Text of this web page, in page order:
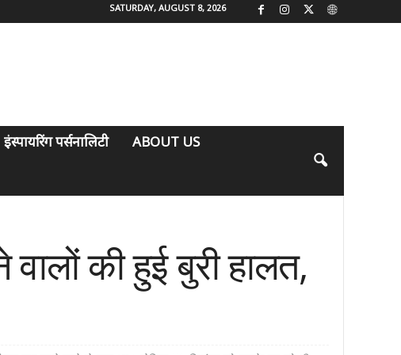
SATURDAY, AUGUST 8, 2026
इंस्पायरिंग पर्सनालिटी
ABOUT US
की हुई बुरी हालत,